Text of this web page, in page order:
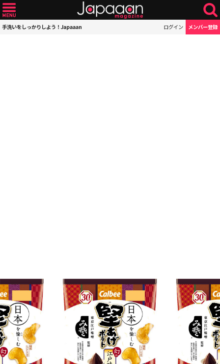
手洗いをしっかりしよう！Japaaan ログイン メンバー登録